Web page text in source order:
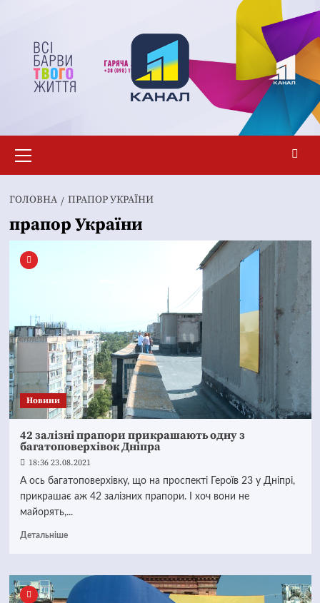
вмісту
меню
ГОЛОВНА ПРАПОР УКРАЇНИ
прапор України
Новини
42 залізні прапори прикрашають одну з
багатоповерхівок Дніпра
18:36 23.08.2021
А ось багатоповерхівку, що на проспекті Героїв 23 у Дніпрі,
прикрашає аж 42 залізних прапори. І хоч вони не
майорять,...
Детальніше